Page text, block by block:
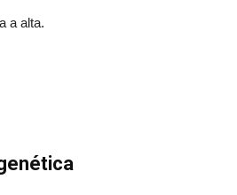
a alta.